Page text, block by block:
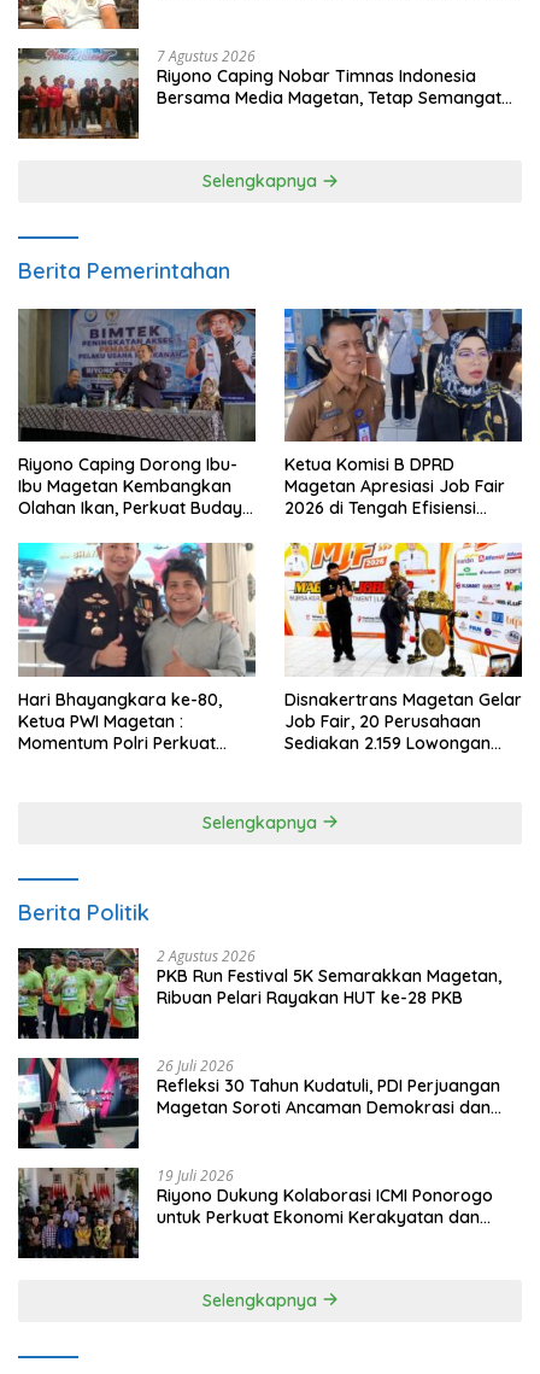
7 Agustus 2026
Riyono Caping Nobar Timnas Indonesia
Bersama Media Magetan, Tetap Semangat
Selengkapnya
Berita Pemerintahan
Riyono Caping Dorong Ibu-
Ibu Magetan Kembangkan
Olahan Ikan, Perkuat Budaya
Ketua Komisi B DPRD
Magetan Apresiasi Job Fair
2026 di Tengah Efisiensi
Hari Bhayangkara ke-80,
Ketua PWI Magetan :
Momentum Polri Perkuat
Disnakertrans Magetan Gelar
Job Fair, 20 Perusahaan
Sediakan 2.159 Lowongan
Selengkapnya
Berita Politik
2 Agustus 2026
PKB Run Festival 5K Semarakkan Magetan,
Ribuan Pelari Rayakan HUT ke-28 PKB
26 Juli 2026
Refleksi 30 Tahun Kudatuli, PDI Perjuangan
Magetan Soroti Ancaman Demokrasi dan
19 Juli 2026
Riyono Dukung Kolaborasi ICMI Ponorogo
untuk Perkuat Ekonomi Kerakyatan dan
Selengkapnya